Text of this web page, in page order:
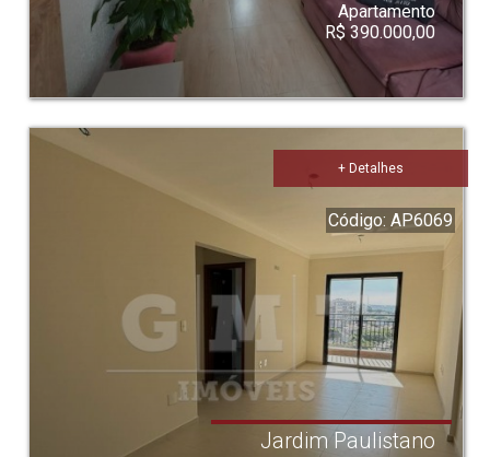
Apartamento
R$ 390.000,00
+ Detalhes
Código: AP6069
Jardim Paulistano